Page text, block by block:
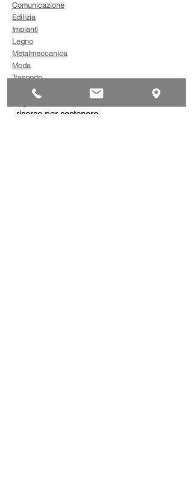
Comunicazione
Edilizia
Impianti
Legno
Metalmeccanica
Moda
Trasporto
AgevolaCredito: nuove
risorse per sostenere